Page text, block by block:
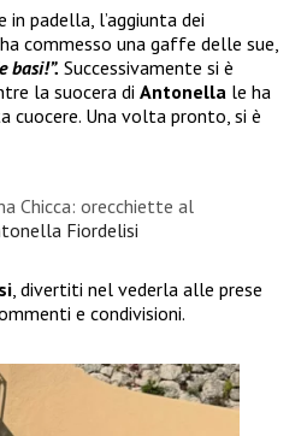
padella, l’aggiunta dei
ha commesso una gaffe delle sue,
basi!”. Successivamente si è
la suocera di Antonella le ha
cuocere. Una volta pronto, si è
Chicca: orecchiette al
Fiordelisi
, divertiti nel vederla alle prese
e condivisioni.